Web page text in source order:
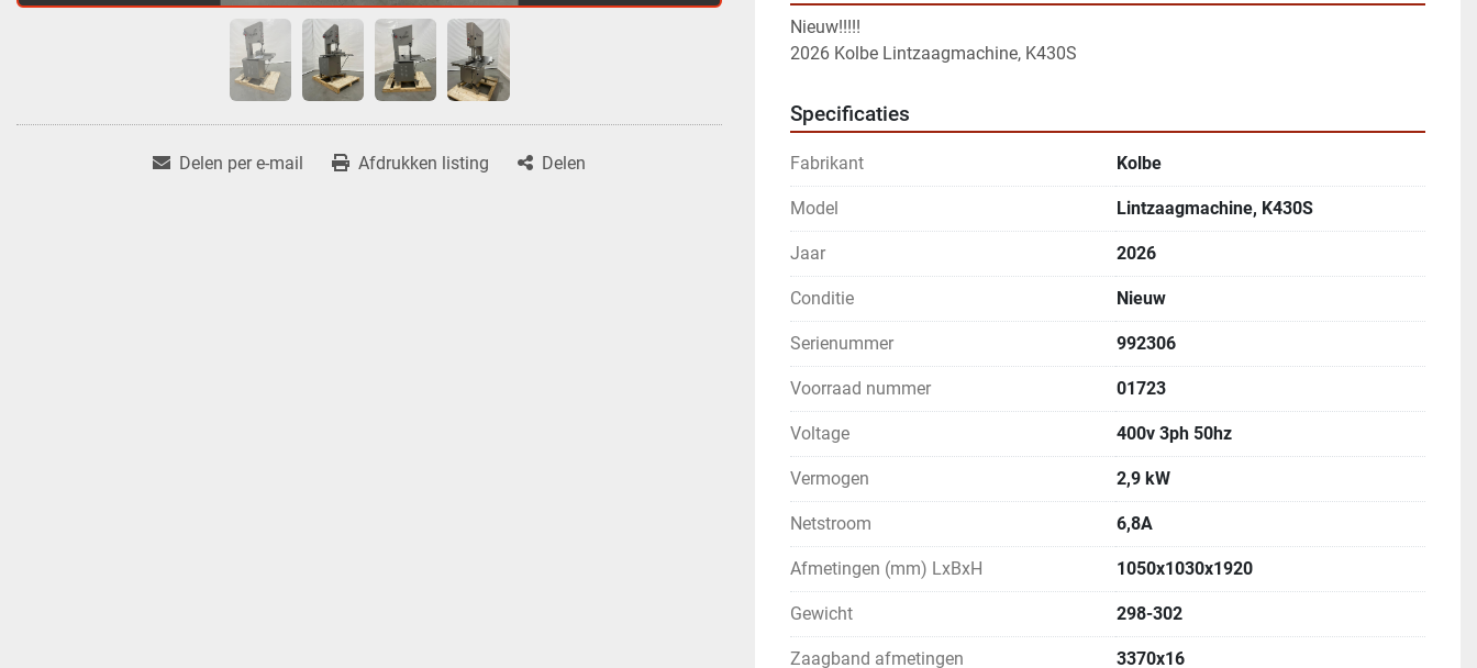
Delen per e-mail Afdrukken listing Delen
Nieuw!!!!!
2026 Kolbe Lintzaagmachine, K430S
Specificaties
Fabrikant Kolbe
Model Lintzaagmachine, K430S
Jaar 2026
Conditie Nieuw
Serienummer 992306
Voorraad nummer 01723
Voltage 400v 3ph 50hz
Vermogen 2,9 kW
Netstroom 6,8A
Afmetingen (mm) LxBxH 1050x1030x1920
Gewicht 298-302
Zaagband afmetingen 3370x16